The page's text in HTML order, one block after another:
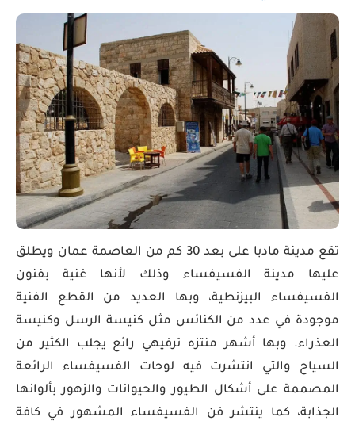
تقع مدينة مادبا على بعد 30 كم من العاصمة عمان ويطلق
عليها مدينة الفسيفساء وذلك لأنها غنية بفنون
الفسيفساء البيزنطية، وبها العديد من القطع الفنية
موجودة في عدد من الكنائس مثل كنيسة الرسل وكنيسة
العذراء. وبها أشهر منتزه ترفيهي رائع يجلب الكثير من
السياح والتي انتشرت فيه لوحات الفسيفساء الرائعة
المصممة على أشكال الطيور والحيوانات والزهور بألوانها
الجذابة، كما ينتشر فن الفسيفساء المشهور في كافة